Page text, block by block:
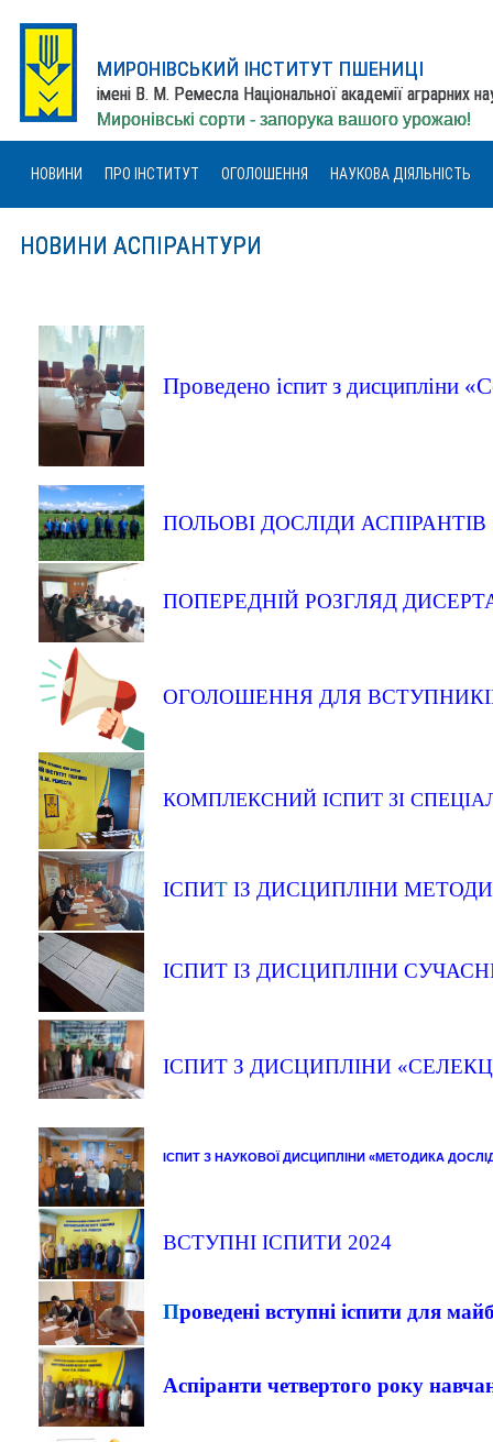
МИРОНІВСЬКИЙ ІНСТИТУТ ПШЕНИЦІ
імені В. М. Ремесла Національної академії аграрних
Миронівські сорти - запорука вашого урожаю!
НОВИНИ ПРО ІНСТИТУТ ОГОЛОШЕННЯ НАУКОВА ДІЯЛЬНІСТЬ
НОВИНИ АСПІРАНТУРИ
Проведено іспит з дисципліни
ПОЛЬОВІ ДОСЛІДИ АСПІРАНТІВ
ПОПЕРЕДНІЙ РОЗГЛЯД
ОГОЛОШЕННЯ ДЛЯ
КОМПЛЕКСНИЙ ІСПИТ ЗІ
ІСПИТІЗ ДИСЦИПЛІНИ
ІСПИТ ІЗ ДИСЦИПЛІНИ
ІСПИТ З ДИСЦИПЛІНИ
ІСПИТ З НАУКОВОЇ ДИСЦИПЛІНИ «МЕТОДИКА
ВСТУПНІ ІСПИТИ 2024
Проведені вступні іспити для
Аспіранти четвертого року